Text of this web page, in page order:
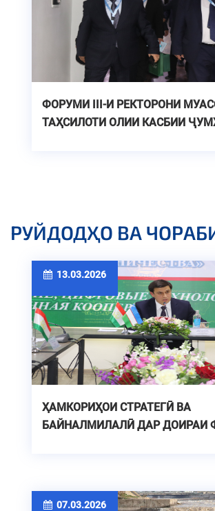
ФОРУМИ III-И РЕКТОРОНИ
ТАҲСИЛОТИ ОЛИИ КАСБИИ
РУЙДОДҲО ВА
13.03.2026
ҲАМКОРИҲОИ СТРАТЕГӢ ВА
БАЙНАЛМИЛАЛӢ ДАР ДОИРАИ
07.03.2026